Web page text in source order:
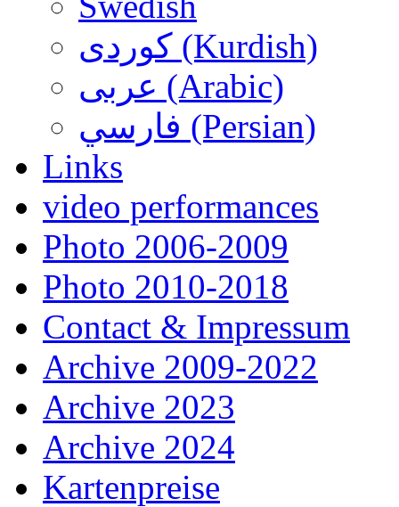
کوردی (Kurdish)
عربی (Arabic)
فارسي (Persian)
Links
video performances
Photo 2006-2009
Photo 2010-2018
Contact & Impressum
Archive 2009-2022
Archive 2023
Archive 2024
Kartenpreise